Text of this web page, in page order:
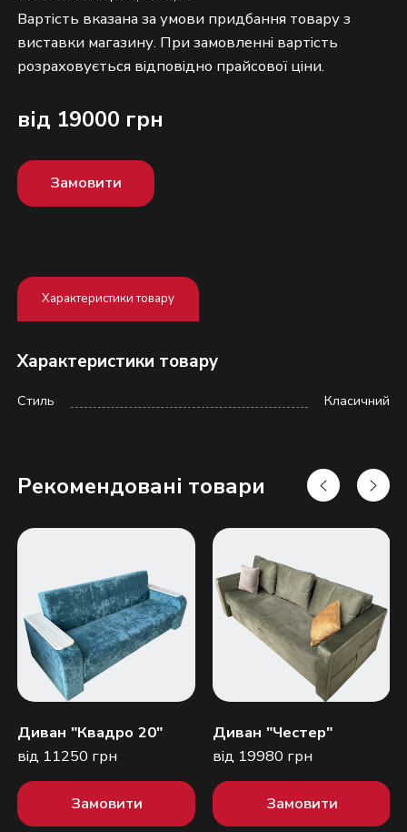
Вартість вказана за умови придбання товару з
виставки магазину. При замовленні вартість
від 19000 грн
Замовити
Характеристики товару
Характеристики товару
Стиль Класичний
Рекомендовані товари
Диван "Квадро 20"
від 11250 грн
Замовити
Диван "Честер"
від 19980 грн
Замовити